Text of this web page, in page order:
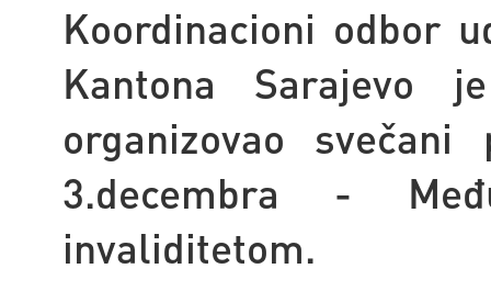
Koordinacioni odbor
Kantona Sarajevo
organizovao
3.decembra -
invaliditetom.